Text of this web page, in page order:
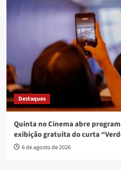
Destaques
Quinta no Cinema abre
exibição gratuita do curta
6 de agosto de 2026